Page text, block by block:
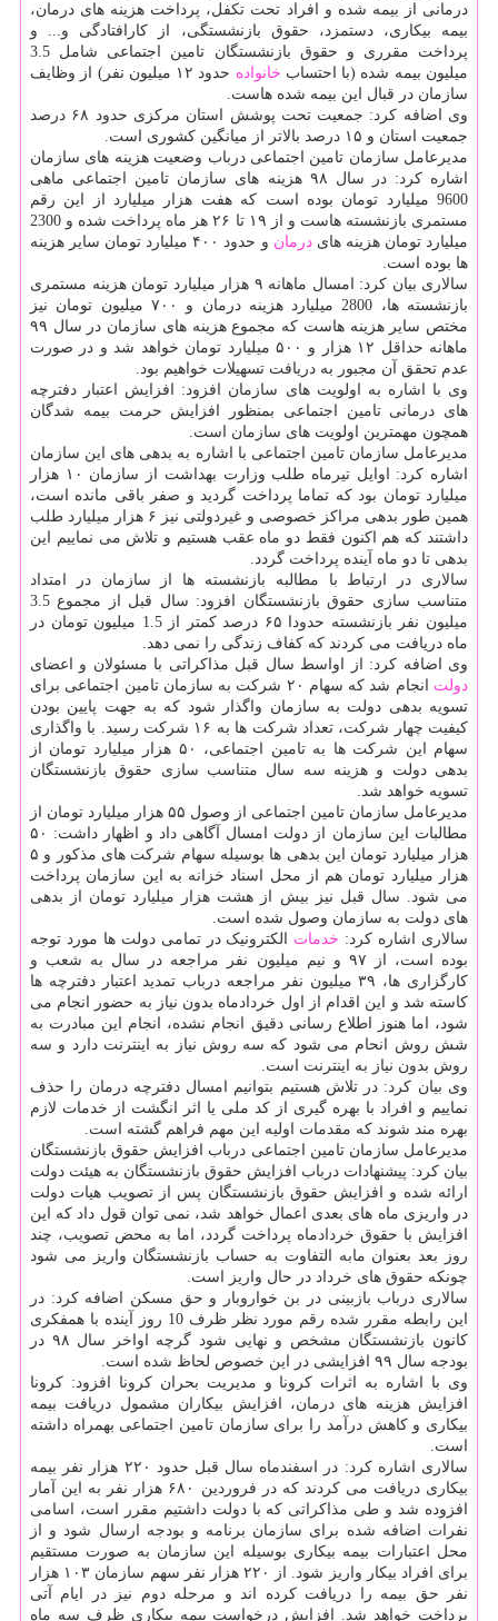
درمانی از بیمه شده و افراد تحت تکفل، پرداخت هزینه های درمان،
بیمه بیکاری، دستمزد، حقوق بازنشستگی، از کارافتادگی و... و
پرداخت مقرری و حقوق بازنشستگان تامین اجتماعی شامل 3.5
میلیون بیمه شده (با احتساب خانواده
حدود ۱۲ میلیون نفر) از وظایف
سازمان در قبال این بیمه شده هاست.
وی اضافه کرد: جمعیت تحت پوشش استان مرکزی حدود ۶۸ درصد
جمعیت استان و ۱۵ درصد بالاتر از میانگین کشوری است.
مدیرعامل سازمان تامین اجتماعی درباب وضعیت هزینه های سازمان
اشاره کرد: در سال ۹۸ هزینه های سازمان تامین اجتماعی ماهی
9600 میلیارد تومان بوده است که هفت هزار میلیارد از این رقم
مستمری بازنشسته هاست و از ۱۹ تا ۲۶ هر ماه پرداخت شده و 2300
میلیارد تومان هزینه هایدرمان
و حدود ۴۰۰ میلیارد تومان سایر هزینه
ها بوده است.
سالاری بیان کرد: امسال ماهانه ۹ هزار میلیارد تومان هزینه مستمری
بازنشسته ها، 2800 میلیارد هزینه درمان و ۷۰۰ میلیون تومان نیز
مختص سایر هزینه هاست که مجموع هزینه های سازمان در سال ۹۹
ماهانه حداقل ۱۲ هزار و ۵۰۰ میلیارد تومان خواهد شد و در صورت
عدم تحقق آن مجبور به دریافت تسهیلات خواهیم بود.
وی با اشاره به اولویت های سازمان افزود: افزایش اعتبار دفترچه
های درمانی تامین اجتماعی بمنظور افزایش حرمت بیمه شدگان
همچون مهمترین اولویت های سازمان است.
مدیرعامل سازمان تامین اجتماعی با اشاره به بدهی های این سازمان
اشاره کرد: اوایل تیرماه طلب وزارت بهداشت از سازمان ۱۰ هزار
میلیارد تومان بود که تماما پرداخت گردید و صفر باقی مانده است،
همین طور بدهی مراکز خصوصی و غیردولتی نیز ۶ هزار میلیارد طلب
داشتند که هم اکنون فقط دو ماه عقب هستیم و تلاش می نماییم این
بدهی تا دو ماه آینده پرداخت گردد.
سالاری در ارتباط با مطالبه بازنشسته ها از سازمان در امتداد
متناسب سازی حقوق بازنشستگان افزود: سال قبل از مجموع 3.5
میلیون نفر بازنشسته حدودا ۶۵ درصد کمتر از 1.5 میلیون تومان در
ماه دریافت می کردند که کفاف زندگی را نمی دهد.
وی اضافه کرد: از اواسط سال قبل مذاکراتی با مسئولان و اعضای
دولت
انجام شد که سهام ۲۰ شرکت به سازمان تامین اجتماعی برای
تسویه بدهی دولت به سازمان واگذار شود که به جهت پایین بودن
کیفیت چهار شرکت، تعداد شرکت ها به ۱۶ شرکت رسید. با واگذاری
سهام این شرکت ها به تامین اجتماعی، ۵۰ هزار میلیارد تومان از
بدهی دولت و هزینه سه سال متناسب سازی حقوق بازنشستگان
تسویه خواهد شد.
مدیرعامل سازمان تامین اجتماعی از وصول ۵۵ هزار میلیارد تومان از
مطالبات این سازمان از دولت امسال آگاهی داد و اظهار داشت: ۵۰
هزار میلیارد تومان این بدهی ها بوسیله سهام شرکت های مذکور و ۵
هزار میلیارد تومان هم از محل اسناد خزانه به این سازمان پرداخت
می شود. سال قبل نیز بیش از هشت هزار میلیارد تومان از بدهی
های دولت به سازمان وصول شده است.
سالاری اشاره کرد: خدمات الکترونیک در تمامی دولت ها مورد توجه
بوده است، از ۹۷ و نیم میلیون نفر مراجعه در سال به شعب و
کارگزاری ها، ۳۹ میلیون نفر مراجعه درباب تمدید اعتبار دفترچه ها
کاسته شد و این اقدام از اول خردادماه بدون نیاز به حضور انجام می
شود، اما هنوز اطلاع رسانی دقیق انجام نشده، انجام این مبادرت به
شش روش انحام می شود که سه روش نیاز به اینترنت دارد و سه
روش بدون نیاز به اینترنت است.
وی بیان کرد: در تلاش هستیم بتوانیم امسال دفترچه درمان را حذف
نماییم و افراد با بهره گیری از کد ملی یا اثر انگشت از خدمات لازم
بهره مند شوند که مقدمات اولیه این مهم فراهم گشته است.
مدیرعامل سازمان تامین اجتماعی درباب افزایش حقوق بازنشستگان
بیان کرد: پیشنهادات درباب افزایش حقوق بازنشستگان به هیئت دولت
ارائه شده و افزایش حقوق بازنشستگان پس از تصویب هیات دولت
در واریزی ماه های بعدی اعمال خواهد شد، نمی توان قول داد که این
افزایش با حقوق خردادماه پرداخت گردد، اما به محض تصویب، چند
روز بعد بعنوان مابه التفاوت به حساب بازنشستگان واریز می شود
چونکه حقوق های خرداد در حال واریز است.
سالاری درباب بازبینی در بن خواروبار و حق مسکن اضافه کرد: در
این رابطه مقرر شده رقم مورد نظر ظرف 10 روز آینده با همفکری
کانون بازنشستگان مشخص و نهایی شود گرچه اواخر سال ۹۸ در
بودجه سال ۹۹ افزایشی در این خصوص لحاظ شده است.
وی با اشاره به اثرات کرونا و مدیریت بحران کرونا افزود: کرونا
افزایش هزینه های درمان، افزایش بیکاران مشمول دریافت بیمه
بیکاری و کاهش درآمد را برای سازمان تامین اجتماعی بهمراه داشته
است.
سالاری اشاره کرد: در اسفندماه سال قبل حدود ۲۲۰ هزار نفر بیمه
بیکاری دریافت می کردند که در فروردین ۶۸۰ هزار نفر به این آمار
افزوده شد و طی مذاکراتی که با دولت داشتیم مقرر است، اسامی
نفرات اضافه شده برای سازمان برنامه و بودجه ارسال شود و از
محل اعتبارات بیمه بیکاری بوسیله این سازمان به صورت مستقیم
برای افراد بیکار واریز شود. از ۲۲۰ هزار نفر سهم سازمان ۱۰۳ هزار
نفر حق بیمه را دریافت کرده اند و مرحله دوم نیز در ایام آتی
پرداخت خواهد شد. افزایش درخواست بیمه بیکاری ظرف سه ماه